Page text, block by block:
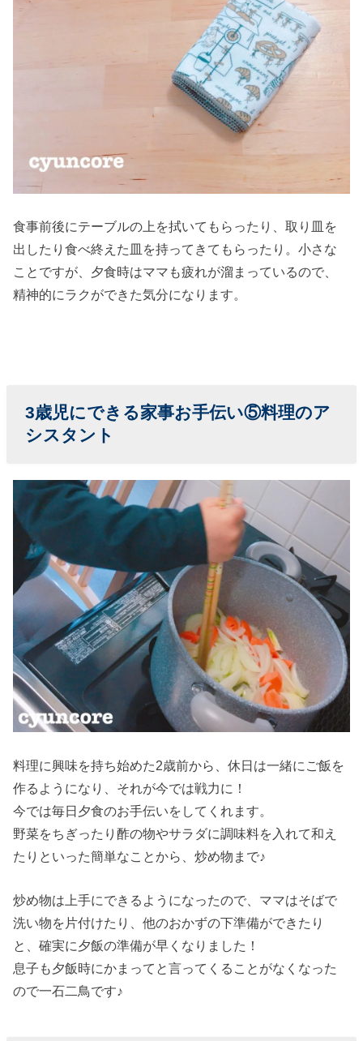
食事前後にテーブルの上を拭いてもらったり、取り皿を
出したり食べ終えた皿を持ってきてもらったり。小さな
ことですが、夕食時はママも疲れが溜まっているので、
精神的にラクができた気分になります。
3歳児にできる家事お手伝い⑤料理のア
シスタント
料理に興味を持ち始めた2歳前から、休日は一緒にご飯を
作るようになり、それが今では戦力に！
今では毎日夕食のお手伝いをしてくれます。
野菜をちぎったり酢の物やサラダに調味料を入れて和え
たりといった簡単なことから、炒め物まで♪
炒め物は上手にできるようになったので、ママはそばで
洗い物を片付けたり、他のおかずの下準備ができたり
と、確実に夕飯の準備が早くなりました！
息子も夕飯時にかまってと言ってくることがなくなった
ので一石二鳥です♪